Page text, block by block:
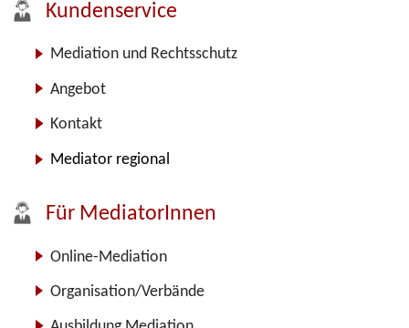
Kundenservice
Mediation und Rechtsschutz
Angebot
Kontakt
Mediator regional
Für MediatorInnen
Online-Mediation
Organisation/Verbände